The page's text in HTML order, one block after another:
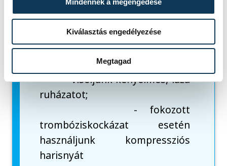
Mindennek a megengedése
Kiválasztás engedélyezése
Megtagad
át a lábunkat, végezzünk
bokakörzéseket;
- igyunk elegendő vizet, és
kerüljük a túlzott
alkoholfogyasztást;
- viseljünk kényelmes, laza
ruházatot;
- fokozott
trombóziskockázat esetén
használjunk kompressziós
harisnyát